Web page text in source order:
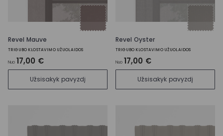
Revel Mauve
TRIGUBO KLOSTAVIMO UŽUOLAIDOS
Nuo 17,00 €
Užsisakyk pavyzdį
Revel Oyster
TRIGUBO KLOSTAVIMO UŽUOLAIDOS
Nuo 17,00 €
Užsisakyk pavyzdį